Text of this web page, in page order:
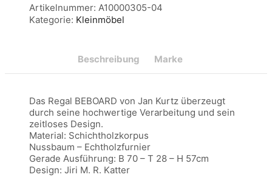
Artikelnummer: A10000305-04
Kategorie: Kleinmöbel
Beschreibung Marke
Das Regal BEBOARD von Jan Kurtz überzeugt
durch seine hochwertige Verarbeitung und sein
zeitloses Design.
Material: Schichtholzkorpus
Nussbaum – Echtholzfurnier
Gerade Ausführung: B 70 – T 28 – H 57cm
Design: Jiri M. R. Katter